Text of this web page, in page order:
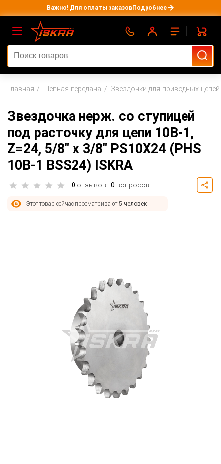
Важно! Для оплаты заказовПодробнее
Главная Цепная передача Звездочки для приводных цепей
Звездочка нерж. со ступицей
под расточку для цепи 10B-1,
Z=24, 5/8" x 3/8" PS10X24 (PHS
10B-1 BSS24) ISKRA
0 отзывов 0 вопросов
Этот товар сейчас просматривают5 человек